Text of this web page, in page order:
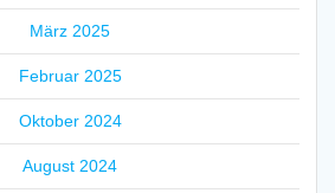
März 2025
Februar 2025
Oktober 2024
August 2024